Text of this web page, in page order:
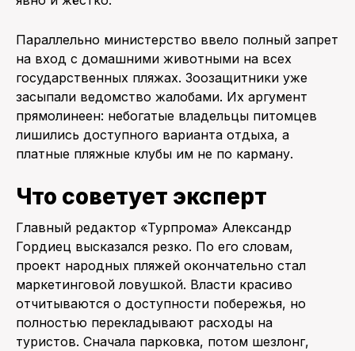
Параллельно министерство ввело полный запрет
на вход с домашними животными на всех
государственных пляжах. Зоозащитники уже
засыпали ведомство жалобами. Их аргумент
прямолинеен: небогатые владельцы питомцев
лишились доступного варианта отдыха, а
платные пляжные клубы им не по карману.
Что советует эксперт
Главный редактор «Турпрома» Александр
Гордиец высказался резко. По его словам,
проект народных пляжей окончательно стал
маркетинговой ловушкой. Власти красиво
отчитываются о доступности побережья, но
полностью перекладывают расходы на
туристов. Сначала парковка, потом шезлонг,